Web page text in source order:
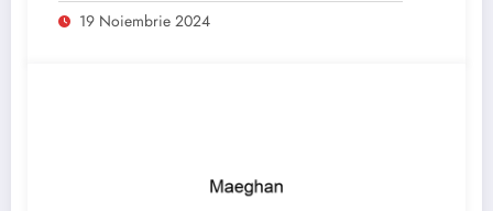
19 Noiembrie 2024